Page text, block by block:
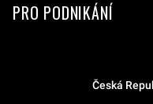
PRO PODNIKÁNÍ
Česká